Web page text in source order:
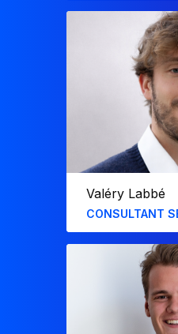
F31 en octobre
un stage de césure
l’entreprise en 2019.
Elle a développé
pour In’li et Icade
applications
Valéry Labbé
CONSULTANT
en juillet 2022. Il a
rapports Power BI
Sofinnova, des
TSE, In’li et Arkea,
applications métiers
comme IDIA ou HBI.
également au